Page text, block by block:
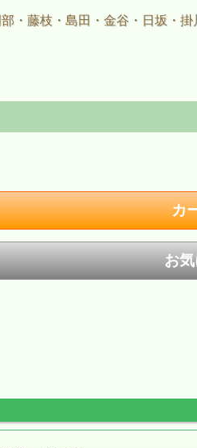
・藤枝・島田・金谷・日坂・掛